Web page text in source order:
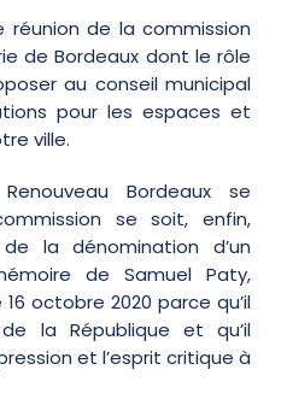
réunion de la commission
de Bordeaux dont le rôle
au conseil municipal
pour les espaces et
ville.
Bordeaux se
se soit, enfin,
la dénomination d’un
de Samuel Paty,
octobre 2020 parce qu’il
la République et qu’il
et l’esprit critique à